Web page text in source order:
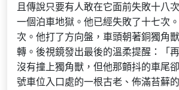
且傳說只要有人敢在它面前失敗十八
一個泊車地獄。他已經失敗了十七次
次。他打了方向盤，車頭朝著銅獨角
轉。後視鏡發出最後的溫柔提醒：「
沒有撞上獨角獸，但他那顫抖的車尾
號車位入口處的一根古老、佈滿苔蘚